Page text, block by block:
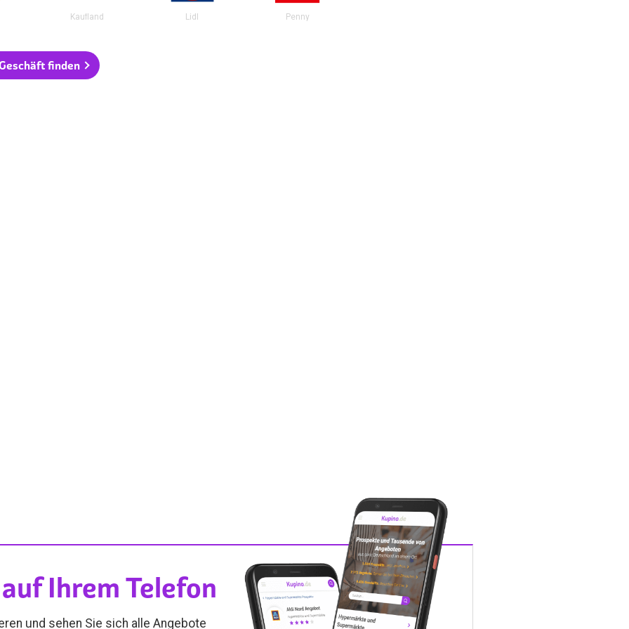
Kaufland Lidl Penny
finden
Ihrem Telefon
und sehen Sie sich alle Angebote